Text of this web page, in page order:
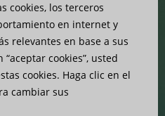
cookies, los terceros
en internet y
relevantes en base a sus
cookies”, usted
cookies. Haga clic en el
cambiar sus